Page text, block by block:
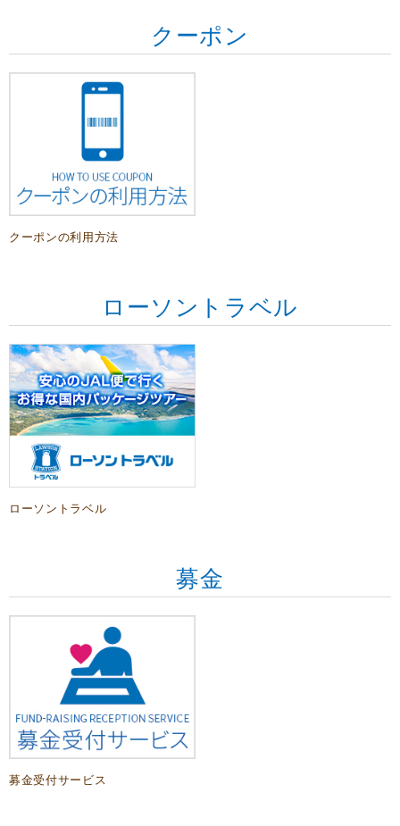
クーポン
クーポンの利用方法
ローソントラベル
ローソントラベル
募金
募金受付サービス